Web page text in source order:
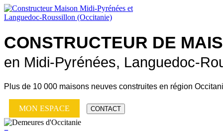
CONSTRUCTEUR DE
en Midi-Pyrénées, Languedoc-
Plus de 10 000 maisons neuves construites en région
MON ESPACE CONTACT